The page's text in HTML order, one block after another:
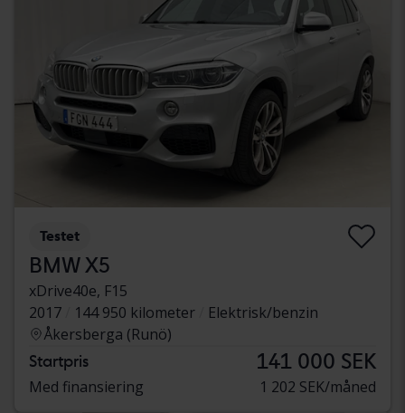
Testet
BMW X5
xDrive40e, F15
2017
144 950 kilometer
Elektrisk/benzin
Åkersberga (Runö)
Startpris 141 000 SEK
Med finansiering 1 202 SEK/måned